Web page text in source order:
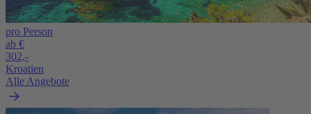
pro Person
ab €
302,-
Kroatien
Alle Angebote